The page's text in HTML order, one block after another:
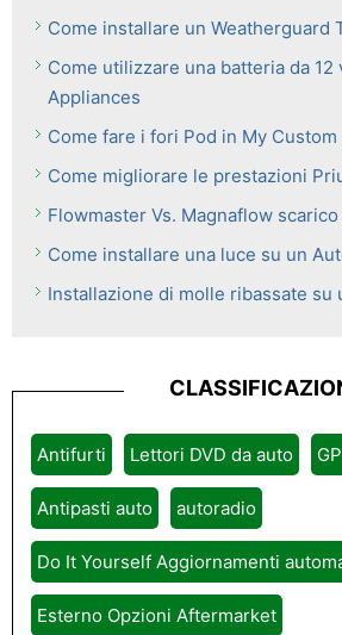
Come installare un Weatherguard
Come utilizzare una batteria da 12
Appliances
Come fare i fori Pod in My
Come migliorare le prestazioni
Flowmaster Vs. Magnaflow scarico
Come installare una luce su un
Installazione di molle ribassate su
Antifurti Lettori DVD da auto
Antipasti auto autoradio
Do It Yourself Aggiornamenti
Esterno Opzioni Aftermarket